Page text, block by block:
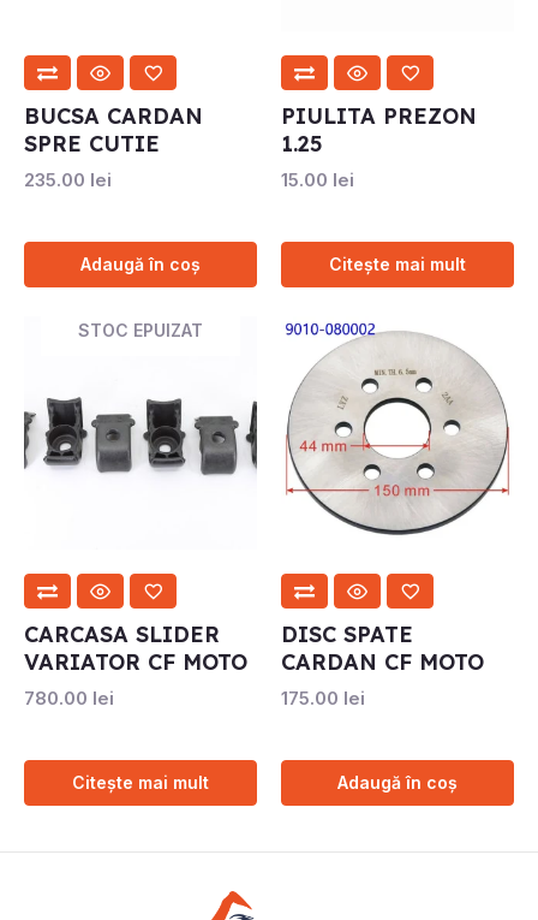
BUCSA CARDAN
SPRE CUTIE
235.00 lei
Adaugă în coș
PIULITA PREZON
1.25
15.00 lei
Citește mai mult
STOC EPUIZAT
CARCASA SLIDER
VARIATOR CF MOTO
780.00 lei
Citește mai mult
DISC SPATE
CARDAN CF MOTO
175.00 lei
Adaugă în coș